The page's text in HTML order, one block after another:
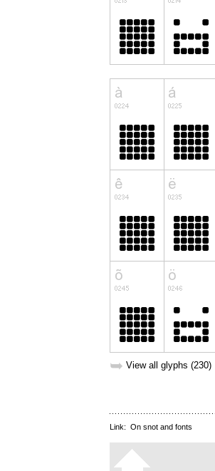
➥ View all glyphs (230)
Link: On snot and fonts